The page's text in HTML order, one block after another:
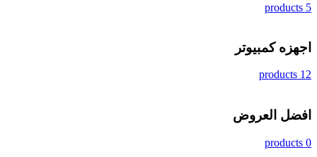
5 products
اجهزه كمبيوتر
12 products
افضل العروض
0 products